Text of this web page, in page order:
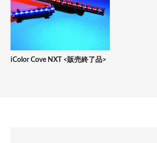
iColor Cove NXT <販売終了品>